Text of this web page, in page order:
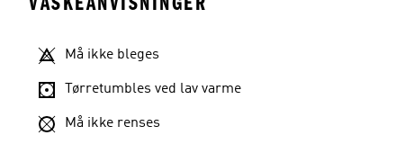
Må ikke bleges
Tørretumbles ved lav varme
Må ikke renses